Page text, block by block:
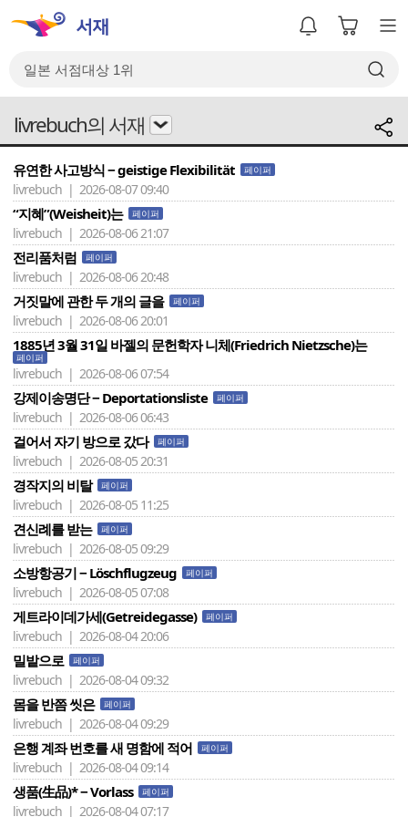
livrebuch의 서재
유연한 사고방식 − geistige Flexibilität 페이퍼
livrebuch | 2026-08-07 09:40
“지혜”(Weisheit)는 페이퍼
livrebuch | 2026-08-06 21:07
전리품처럼 페이퍼
livrebuch | 2026-08-06 20:48
거짓말에 관한 두 개의 글을 페이퍼
livrebuch | 2026-08-06 20:01
1885년 3월 31일 바젤의 문헌학자 니체(Friedrich Nietzsche)는
페이퍼
livrebuch | 2026-08-06 07:54
강제이송명단 − Deportationsliste 페이퍼
livrebuch | 2026-08-06 06:43
걸어서 자기 방으로 갔다 페이퍼
livrebuch | 2026-08-05 20:31
경작지의 비탈 페이퍼
livrebuch | 2026-08-05 11:25
견신례를 받는 페이퍼
livrebuch | 2026-08-05 09:29
소방항공기 − Löschflugzeug 페이퍼
livrebuch | 2026-08-05 07:08
게트라이데가세(Getreidegasse) 페이퍼
livrebuch | 2026-08-04 20:06
밀밭으로 페이퍼
livrebuch | 2026-08-04 09:32
몸을 반쯤 씻은 페이퍼
livrebuch | 2026-08-04 09:29
은행 계좌 번호를 새 명함에 적어 페이퍼
livrebuch | 2026-08-04 09:14
생품(生品)* − Vorlass 페이퍼
livrebuch | 2026-08-04 07:17